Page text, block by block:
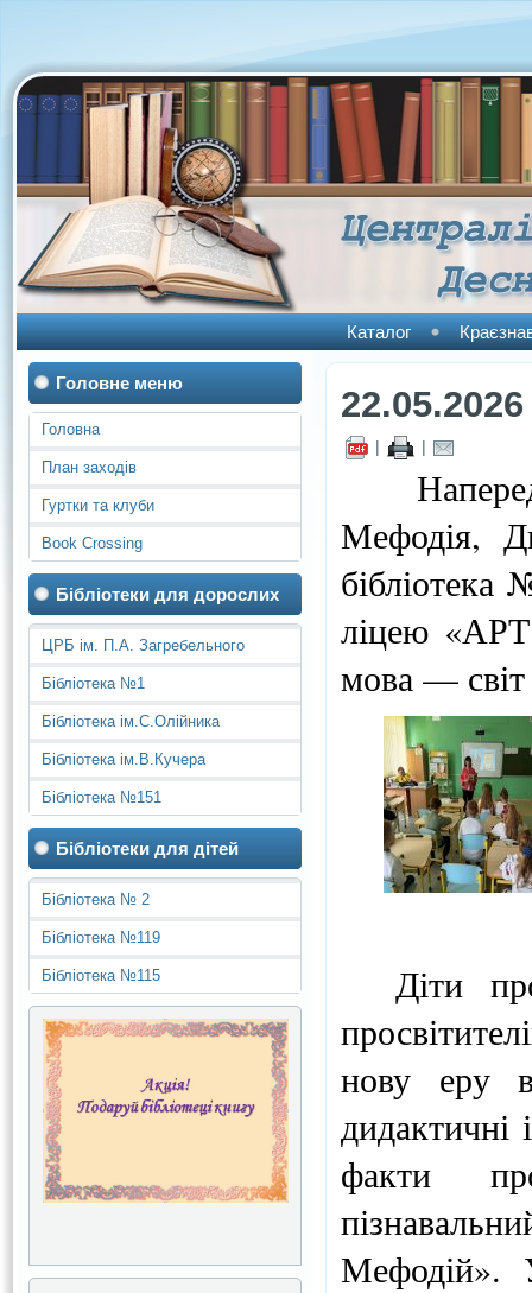
Каталог
Головне меню
Головна
План заходів
Гуртки та клуби
Book Crossing
Бібліотеки для дорослих
ЦРБ ім. П.А. Загребельного
Бібліотека №1
Бібліотека ім.С.Олійника
Бібліотека ім.В.Кучера
Бібліотека №151
Бібліотеки для дітей
Бібліотека № 2
Бібліотека №119
Бібліотека №115
22.05.2026
| |
Мефодія,
ліцею
мова — світ
Діти
нову еру
дидактичні
факти
Мефодій».